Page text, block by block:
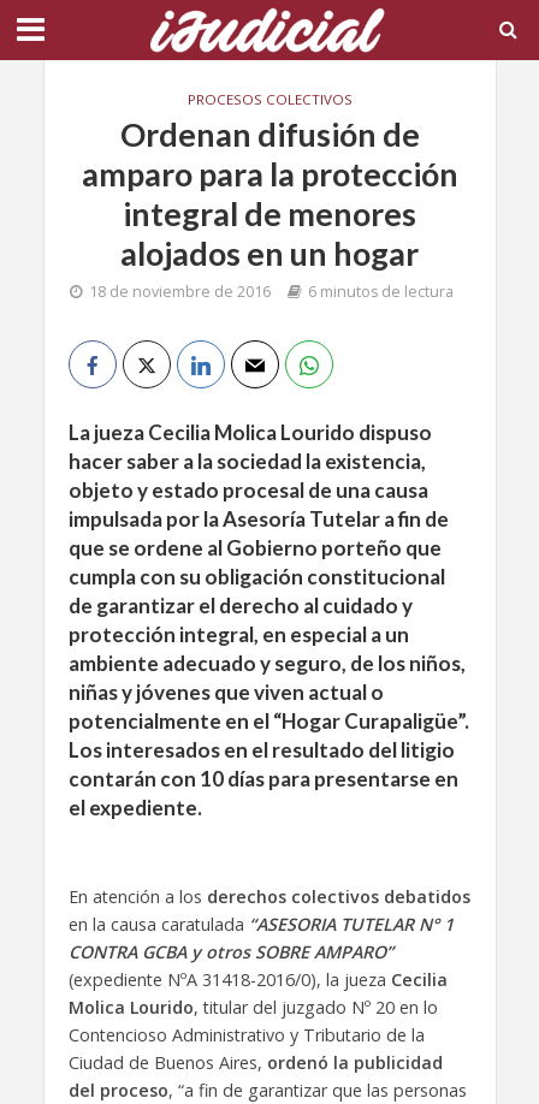
PROCESOS COLECTIVOS
Ordenan difusión de
amparo para la protección
integral de menores
alojados en un hogar
18 de noviembre de 2016 6 minutos de lectura
La jueza Cecilia Molica Lourido dispuso
hacer saber a la sociedad la existencia,
objeto y estado procesal de una causa
impulsada por la Asesoría Tutelar a fin de
que se ordene al Gobierno porteño que
cumpla con su obligación constitucional
de garantizar el derecho al cuidado y
protección integral, en especial a un
ambiente adecuado y seguro, de los niños,
niñas y jóvenes que viven actual o
potencialmente en el “Hogar Curapaligüe”.
Los interesados en el resultado del litigio
contarán con 10 días para presentarse en
el expediente.
En atención a los derechos colectivos debatidos
en la causa caratulada “ASESORIA TUTELAR N° 1
CONTRA GCBA y otros SOBRE AMPARO”
(expediente NºA 31418-2016/0), la jueza Cecilia
Molica Lourido, titular del juzgado Nº 20 en lo
Contencioso Administrativo y Tributario de la
Ciudad de Buenos Aires, ordenó la publicidad
del proceso, “a fin de garantizar que las personas